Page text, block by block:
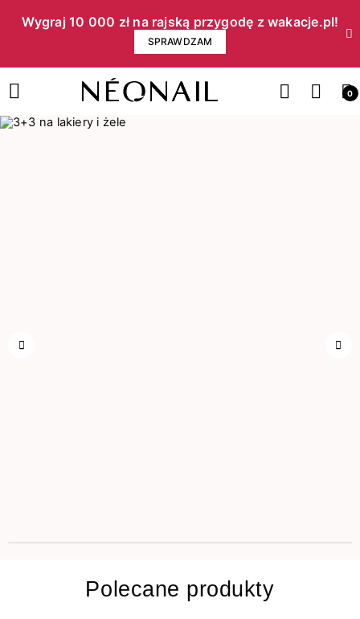
Wygraj 10 000 zł na rajską przygodę z wakacje.pl!​
SPRAWDZAM
0
Polecane produkty